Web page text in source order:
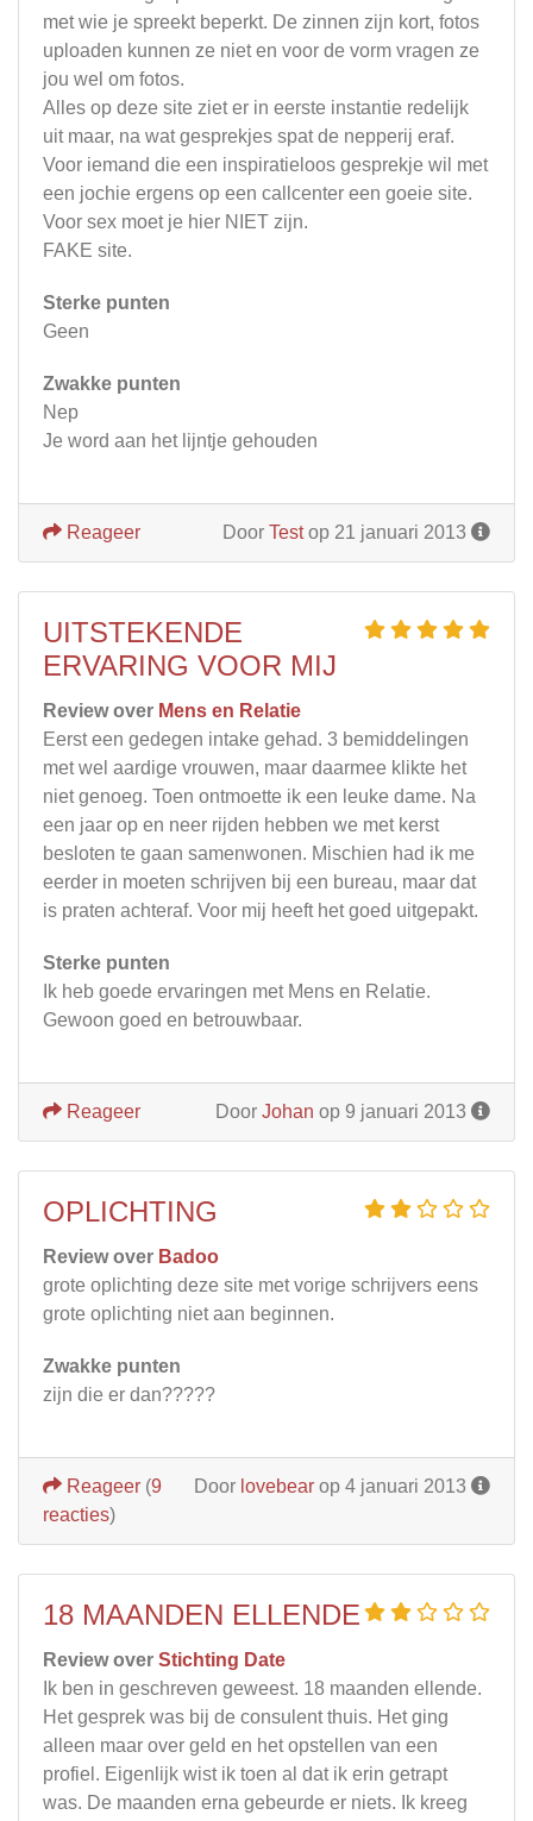
met wie je spreekt beperkt. De zinnen zijn kort, fotos
uploaden kunnen ze niet en voor de vorm vragen ze
jou wel om fotos.
Alles op deze site ziet er in eerste instantie redelijk
uit maar, na wat gesprekjes spat de nepperij eraf.
Voor iemand die een inspiratieloos gesprekje wil met
een jochie ergens op een callcenter een goeie site.
Voor sex moet je hier NIET zijn.
FAKE site.
Sterke punten
Geen
Zwakke punten
Nep
Je word aan het lijntje gehouden
Door Testop 21 januari 2013
Reageer
UITSTEKENDE
ERVARING VOOR MIJ
Review over Mens en Relatie
Eerst een gedegen intake gehad. 3 bemiddelingen
met wel aardige vrouwen, maar daarmee klikte het
niet genoeg. Toen ontmoette ik een leuke dame. Na
een jaar op en neer rijden hebben we met kerst
besloten te gaan samenwonen. Mischien had ik me
eerder in moeten schrijven bij een bureau, maar dat
is praten achteraf. Voor mij heeft het goed uitgepakt.
Sterke punten
Ik heb goede ervaringen met Mens en Relatie.
Gewoon goed en betrouwbaar.
Door Johan op 9 januari 2013
Reageer
OPLICHTING
Review over Badoo
grote oplichting deze site met vorige schrijvers eens
grote oplichting niet aan beginnen.
Zwakke punten
zijn die er dan?????
Door lovebear op 4 januari 2013
Reageer (9
reacties)
18 MAANDEN ELLENDE
Review over Stichting Date
Ik ben in geschreven geweest. 18 maanden ellende.
Het gesprek was bij de consulent thuis. Het ging
alleen maar over geld en het opstellen van een
profiel. Eigenlijk wist ik toen al dat ik erin getrapt
was. De maanden erna gebeurde er niets. Ik kreeg